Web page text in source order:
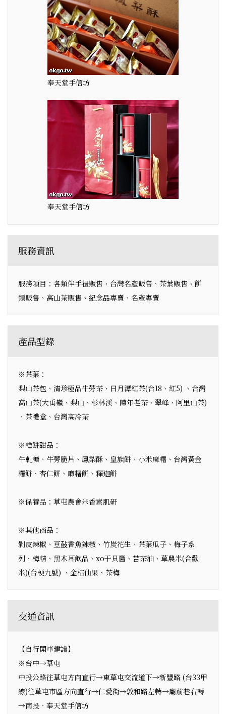
奉天堂手信坊
奉天堂手信坊
服務資訊
服務項目：各類伴手禮販售、台灣名產販售、茶葉販售、餅
類販售、高山茶販售、紀念品專賣、名產專賣
產品型錄
※茶葉：
梨山茶包、清珍極品牛蒡茶、日月潭紅茶(台18、紅5) 、台灣
高山茶(大禹嶺、梨山、杉林溪、陳年老茶、翠峰、阿里山茶)
、茶禮盒、台灣高冷茶
※糕餅甜品：
牛軋糖、牛蒡脆片、鳳梨酥、皇族餅、小米麻糬、台灣黃金
糬餅、杏仁餅、麻糬餅、釋迦餅
※保養品：草屯農會米香素肌研
※其他商品：
剝皮辣椒、豆鼔香魚辣椒、竹炭花生、茶葉瓜子、梅子系
列、梅精、黑木耳飲品、xo干貝醬、苦茶油、草農米(合歡
米)(台梗九號) 、金桔仙果、茶梅
交通資訊
【自行開車建議】
※台中→草屯
中投公路往草屯方向直行→東草屯交流道下→新豐路 (台33甲
線)往草屯市區方向直行→仁愛街→敦和路左轉→廟前巷右轉
→南投‧奉天堂手信坊